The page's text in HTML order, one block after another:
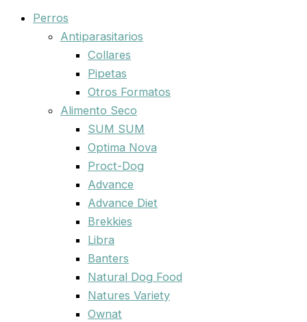
Perros
Antiparasitarios
Collares
Pipetas
Otros Formatos
Alimento Seco
SUM SUM
Optima Nova
Proct-Dog
Advance
Advance Diet
Brekkies
Libra
Banters
Natural Dog Food
Natures Variety
Ownat